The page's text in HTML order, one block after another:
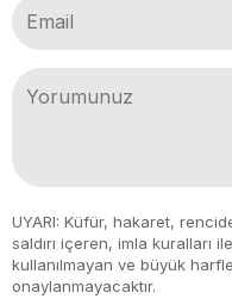
UYARI: Küfür, hakaret,
saldırı içeren, imla kuralları
kullanılmayan ve büyük
onaylanmayacaktır.